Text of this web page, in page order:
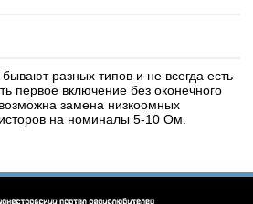
разных типов и не всегда есть
первое включение без оконечного
замена низкоомных
на номиналы 5-10 Ом.